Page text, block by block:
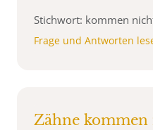
Stichwort: kommen
Frage und Antworten
Zähne